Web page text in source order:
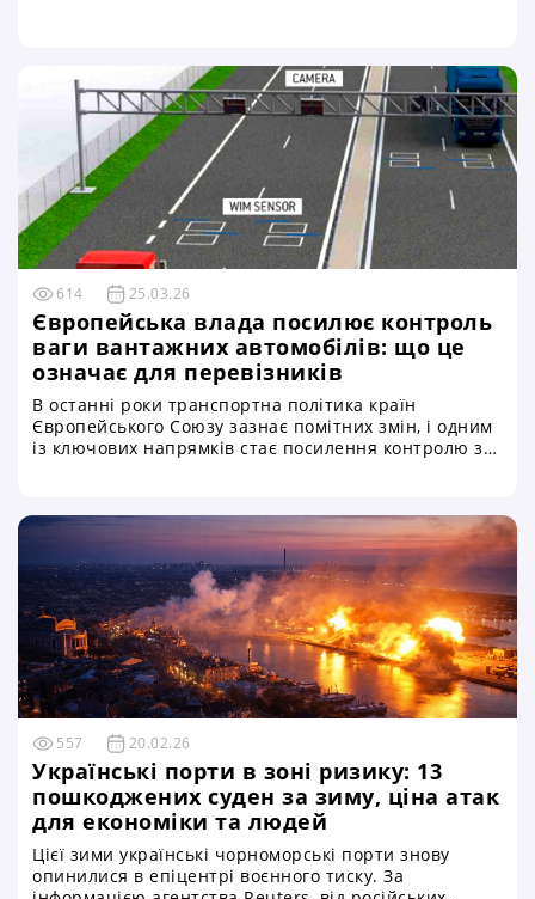
614 25.03.26
Європейська влада посилює контроль
ваги вантажних автомобілів: що це
означає для перевізників
В останні роки транспортна політика країн
Європейського Союзу зазнає помітних змін, і одним
із ключових напрямків стає посилення контролю за
необхідності підвищення безпеки на дорогах до
прагнення зберегти дорожню інфраструктуру та
забезпечити рівні умови конкуренції для всіх
учасників ринку перевезень. Центральне місце в
новій системі контролю займають технології
зважування транспортних засобів у русі, відомі як
Weigh in Motion (WIM), які поступово стають
невід’ємною частиною європейських
автомагістралей
557 20.02.26
Українські порти в зоні ризику: 13
пошкоджених суден за зиму, ціна атак
для економіки та людей
Цієї зими українські чорноморські порти знову
опинилися в епіцентрі воєнного тиску. За